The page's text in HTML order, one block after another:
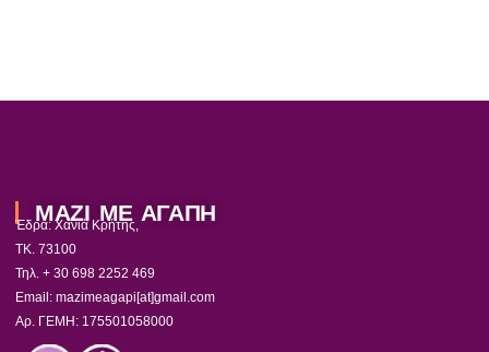
ΜΑΖΙ ΜΕ ΑΓΑΠΗ
Έδρα: Χανιά Κρήτης,
ΤΚ. 73100
Τηλ. + 30 698 2252 469
Email: mazimeagapi[at]gmail.com
Αρ. ΓΕΜΗ: 175501058000